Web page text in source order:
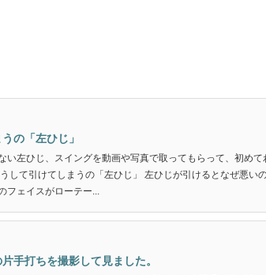
の「左ひじ」
い左ひじ、スイングを動画や写真で取ってもらって、初め
して引けてしまうの「左ひじ」 左ひじが引けるとなぜ悪い
フェイスがローテー...
手打ちを撮影して見ました。